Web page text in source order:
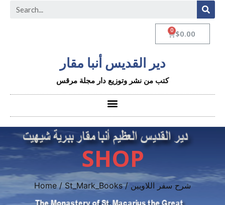
$0.00
دير القديس أنبا مقار
كتب من نشر وتوزيع دار مجلة مرقس
SHOP
Home/St_Mark_Books / شرح سفر اللاويين